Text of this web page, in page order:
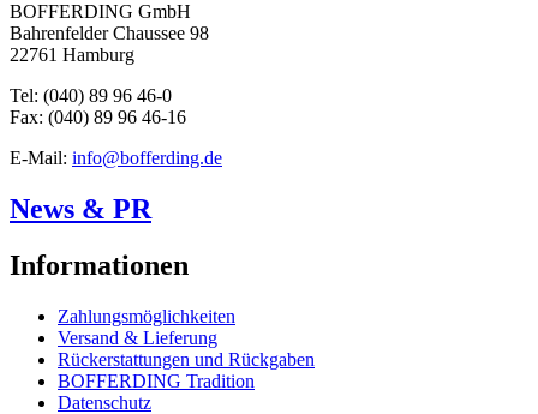
BOFFERDING GmbH
Bahrenfelder Chaussee 98
22761 Hamburg
Tel: (040) 89 96 46-0
Fax: (040) 89 96 46-16
E-Mail: info@bofferding.de
News & PR
Informationen
Zahlungsmöglichkeiten
Versand & Lieferung
Rückerstattungen und Rückgaben
BOFFERDING Tradition
Datenschutz